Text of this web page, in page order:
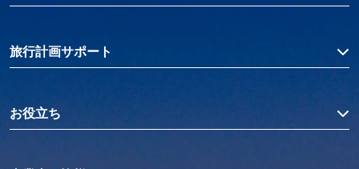
旅行計画サポート
お役立ち